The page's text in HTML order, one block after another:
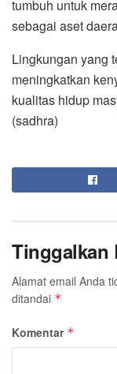
tumbuh untuk
sebagai aset
Lingkungan yang
meningkatkan
kualitas hidup
(sadhra)
Tinggalkan
Alamat email Anda
ditandai *
Komentar *